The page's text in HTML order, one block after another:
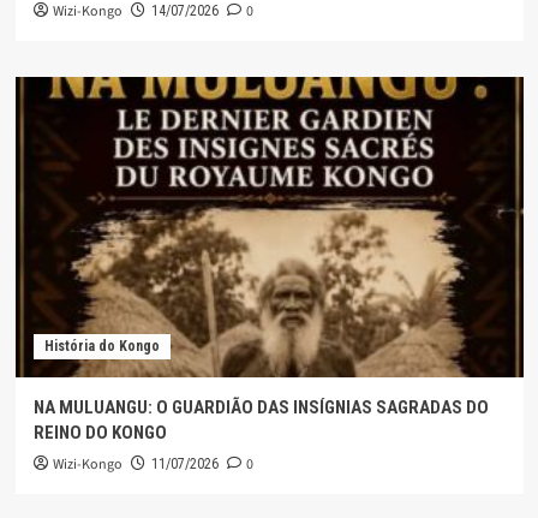
Wizi-Kongo 14/07/2026 0
História do Kongo
NA MULUANGU: O GUARDIÃO DAS INSÍGNIAS SAGRADAS DO
REINO DO KONGO
Wizi-Kongo 11/07/2026 0